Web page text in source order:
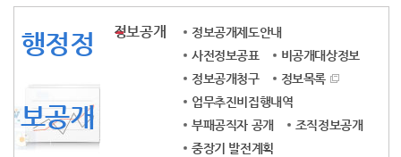
행정정
보공개
정보공개
정보공개제도안내
사전정보공표
비공개대상정보
정보공개청구
정보목록
업무추진비집행내역
부패공직자 공개
조직정보공개
중장기 발전계획